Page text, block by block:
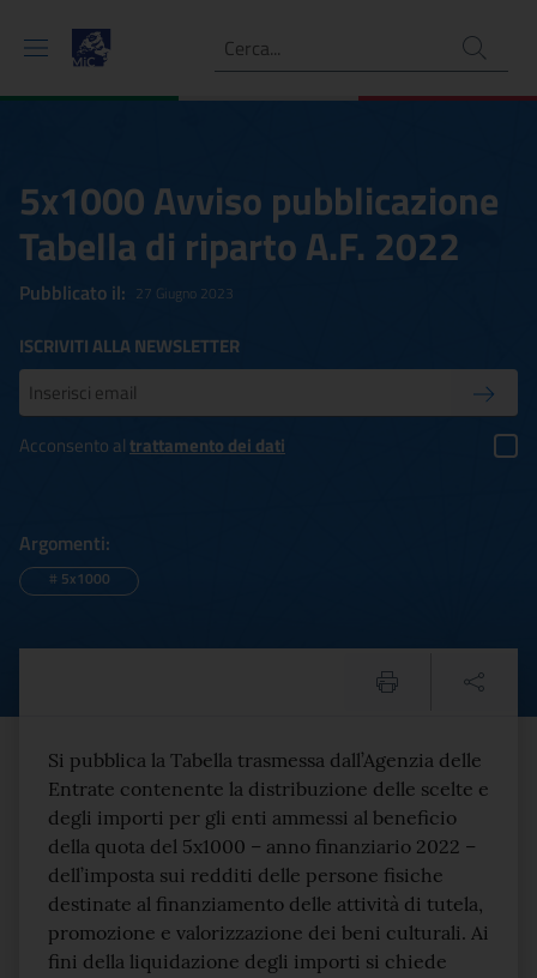
Ricerca
5x1000 Avviso pubblicazione
Tabella di riparto A.F. 2022
Pubblicato il: 27 Giugno 2023
ISCRIVITI ALLA NEWSLETTER
Inserisci la tua mail
Acconsento altrattamento dei dati
Argomenti:
# 5x1000
5x1000 Avviso
Testo del comunicato
Si pubblica la Tabella trasmessa dall’Agenzia delle
Entrate contenente la distribuzione delle scelte e
degli importi per gli enti ammessi al beneficio
della quota del 5x1000 – anno finanziario 2022 –
dell’imposta sui redditi delle persone fisiche
destinate al finanziamento delle attività di tutela,
promozione e valorizzazione dei beni culturali. Ai
fini della liquidazione degli importi si chiede